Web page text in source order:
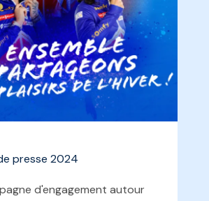
presse 2024
d'engagement autour